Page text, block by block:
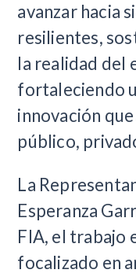
avanzar hacia
resilientes,
la realidad del
fortaleciendo
innovación
público,
La
Esperanza
FIA, el trabajo
focalizado en